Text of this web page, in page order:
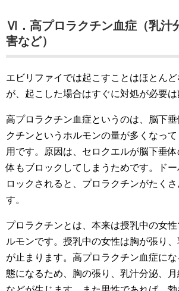
Ⅵ．高プロラクチン血症（乳汁
害など）
エビリファイでは起こすことはほとん
が、起こした場合はすぐに対処が必要は
高プロラクチン血症というのは、脳下
クチンというホルモンの量が多くなっ
用です。原因は、セロクエルが脳下垂
体もブロックしてしまうためです。ド
ロックされると、プロラクチンがたく
す。
プロラクチンとは、本来は授乳中の女
ルモンです。授乳中の女性は胸が張り
が止まります。高プロラクチン血症に
態になるため、胸の張り、乳汁分泌、